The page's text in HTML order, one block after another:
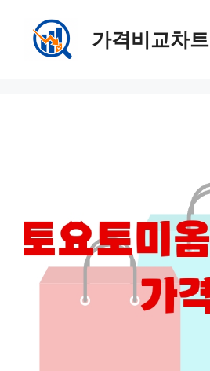
가격비교차트